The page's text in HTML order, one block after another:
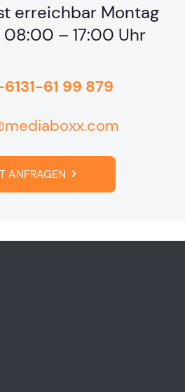
erreichbar Montag
08:00 – 17:00 Uhr
61 99 879
ANFRAGEN